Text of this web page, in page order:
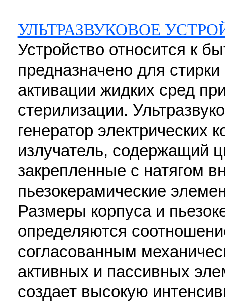
УЛЬТРАЗВУКОВОЕ
Устройство относится к
предназначено для
активации жидких сред
стерилизации.
генератор электрических
излучатель, содержащий
закрепленные с натягом
пьезокерамические
Размеры корпуса и
определяются
согласованным
активных и пассивных
создает высокую